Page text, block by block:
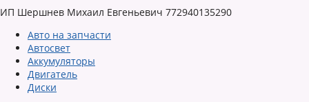
ИП Шершнев Михаил Евгеньевич 772940135290
Авто на запчасти
Автосвет
Аккумуляторы
Двигатель
Диски